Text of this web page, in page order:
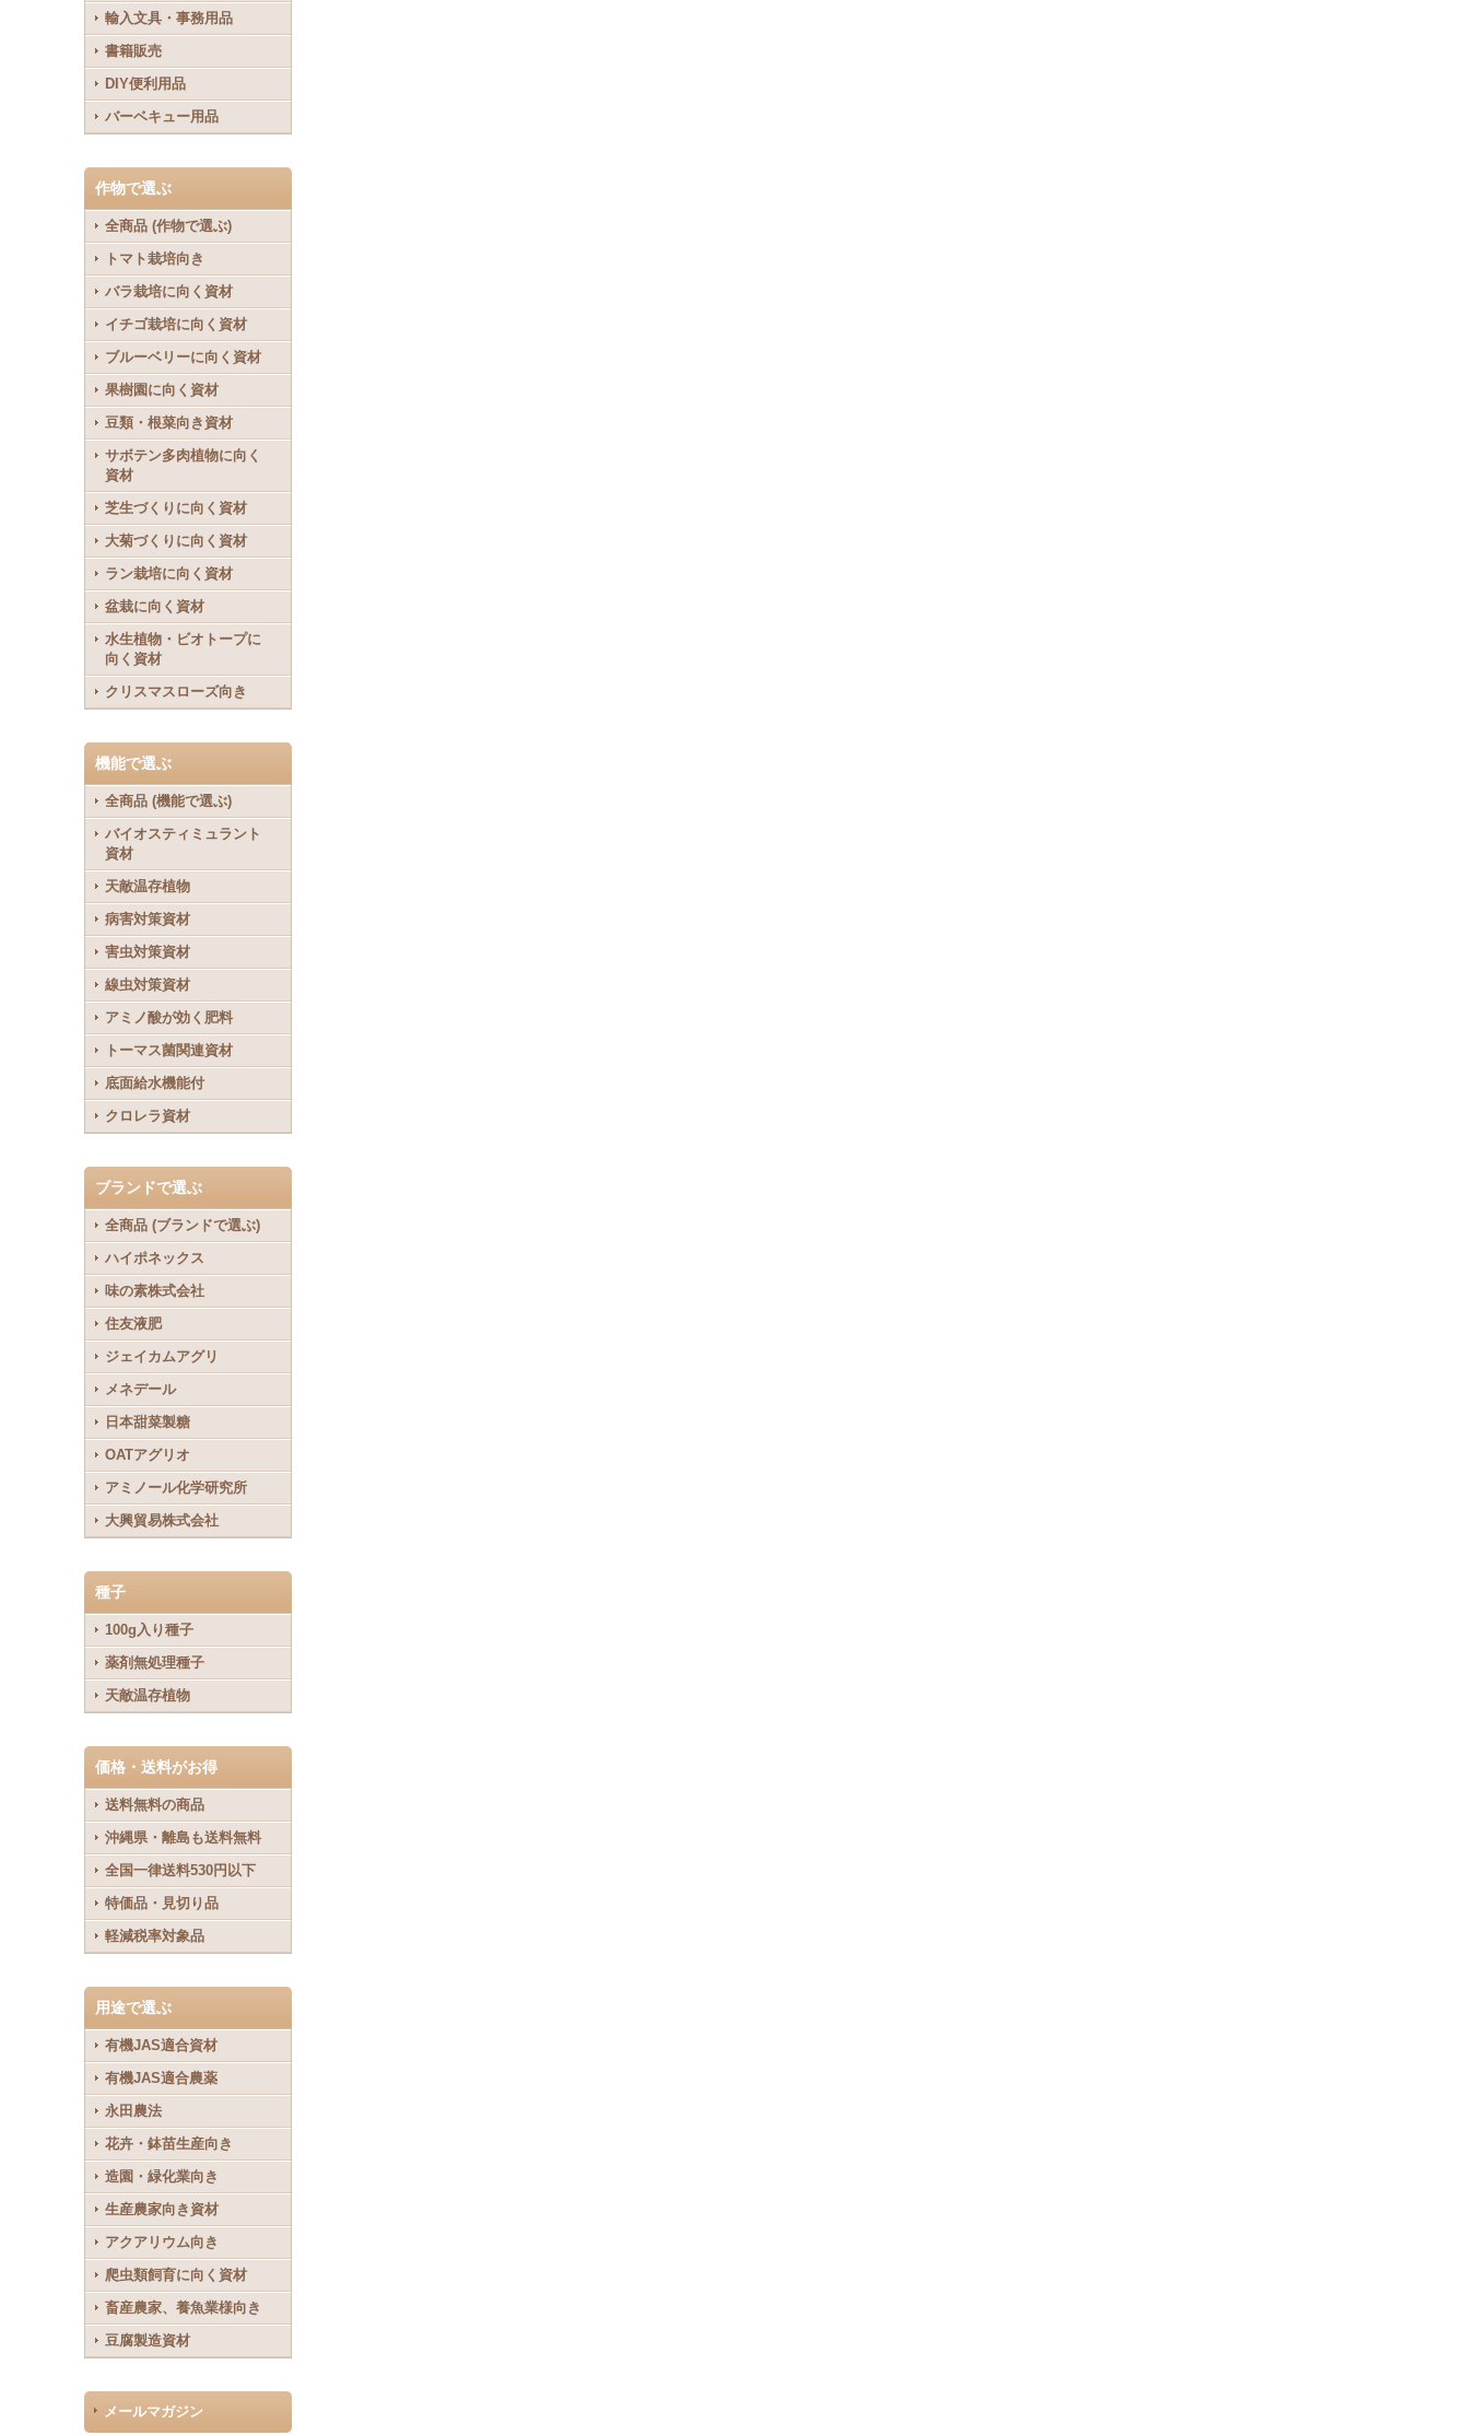
輸入文具・事務用品
書籍販売
DIY便利用品
バーベキュー用品
作物で選ぶ
全商品 (作物で選ぶ)
トマト栽培向き
バラ栽培に向く資材
イチゴ栽培に向く資材
ブルーベリーに向く資材
果樹園に向く資材
豆類・根菜向き資材
サボテン多肉植物に向く
資材
芝生づくりに向く資材
大菊づくりに向く資材
ラン栽培に向く資材
盆栽に向く資材
水生植物・ビオトープに
向く資材
クリスマスローズ向き
機能で選ぶ
全商品 (機能で選ぶ)
バイオスティミュラント
資材
天敵温存植物
病害対策資材
害虫対策資材
線虫対策資材
アミノ酸が効く肥料
トーマス菌関連資材
底面給水機能付
クロレラ資材
ブランドで選ぶ
全商品 (ブランドで選ぶ)
ハイポネックス
味の素株式会社
住友液肥
ジェイカムアグリ
メネデール
日本甜菜製糖
OATアグリオ
アミノール化学研究所
大興貿易株式会社
種子
100g入り種子
薬剤無処理種子
天敵温存植物
価格・送料がお得
送料無料の商品
沖縄県・離島も送料無料
全国一律送料530円以下
特価品・見切り品
軽減税率対象品
用途で選ぶ
有機JAS適合資材
有機JAS適合農薬
永田農法
花卉・鉢苗生産向き
造園・緑化業向き
生産農家向き資材
アクアリウム向き
爬虫類飼育に向く資材
畜産農家、養魚業様向き
豆腐製造資材
メールマガジン